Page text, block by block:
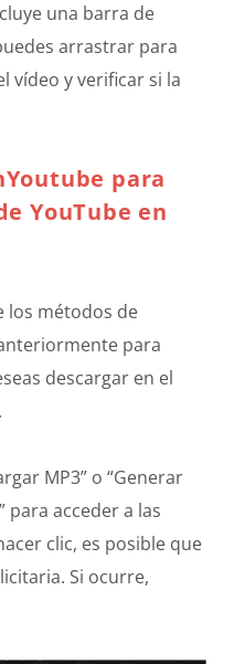
una barra de
arrastrar para
vídeo y verificar si la
para
YouTube en
los métodos de
para
descargar en el
MP3” o “Generar
para acceder a las
clic, es posible que
Si ocurre,